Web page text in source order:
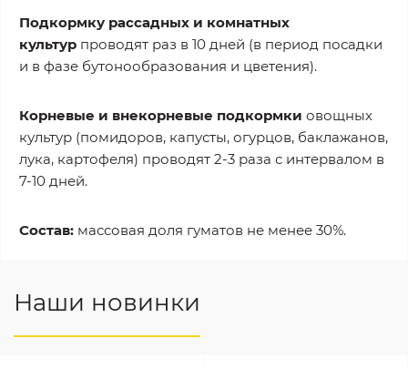
Подкормку рассадных и комнатных
культур проводят раз в 10 дней (в период посадки
и в фазе бутонообразования и цветения).
Корневые и внекорневые подкормки овощных
культур (помидоров, капусты, огурцов, баклажанов,
лука, картофеля) проводят 2-3 раза с интервалом в
7-10 дней.
Состав: массовая доля гуматов не менее 30%.
Наши новинки